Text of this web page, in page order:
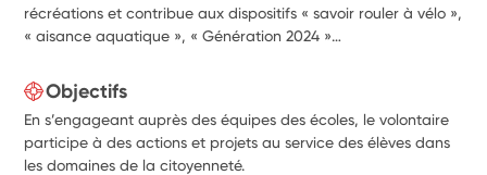
récréations et contribue aux dispositifs « savoir rouler à vélo »,
« aisance aquatique », « Génération 2024 »…
Objectifs
En s’engageant auprès des équipes des écoles, le volontaire
participe à des actions et projets au service des élèves dans
les domaines de la citoyenneté.